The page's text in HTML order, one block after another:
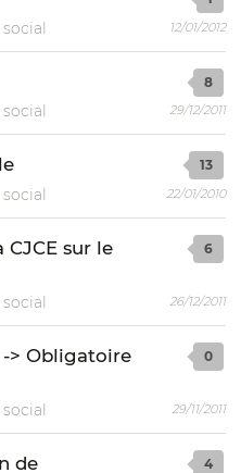
12/01/2012
8
29/12/2011
13
22/01/2010
sur le
6
26/12/2011
-> Obligatoire
0
29/11/2011
de
4